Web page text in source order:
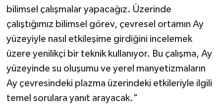
bilimsel çalışmalar yapacağız. Üzerinde
çalıştığımız bilimsel görev, çevresel ortamın Ay
yüzeyiyle nasıl etkileşime girdiğini incelemek
üzere yenilikçi bir teknik kullanıyor. Bu çalışma, Ay
yüzeyinde su oluşumu ve yerel manyetizmaların
Ay çevresindeki plazma üzerindeki etkileriyle ilgili
temel sorulara yanıt arayacak."